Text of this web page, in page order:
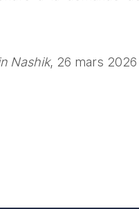
Nashik, 26 mars 2026